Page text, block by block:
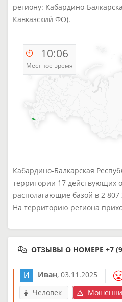
региону: Кабардино-
Кавказский ФО).
10:06
Местное время
Кабардино-Балкарская
территории 17 действующих
располагающие базой в 2
На территорию региона
ОТЗЫВЫ О НОМЕРЕ +7
Иван, 03.11.2025
Человек